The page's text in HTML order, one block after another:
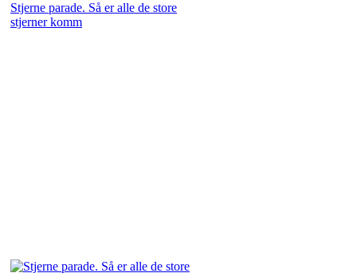
Stjerne parade. Så er alle de store
stjerner komm